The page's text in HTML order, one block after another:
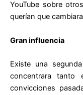
YouTube sobre
querían que
Gran influencia
Existe una
concentrara
convicciones